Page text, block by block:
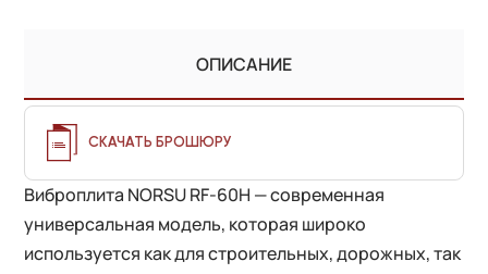
ОПИСАНИЕ
СКАЧАТЬ БРОШЮРУ
Виброплита NORSU RF-60H — современная
универсальная модель, которая широко
используется как для строительных, дорожных, так